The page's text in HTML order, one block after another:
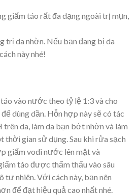
giấm táo rất đa dạng ngoài trị mụn,
trị da nhờn. Nếu bạn đang bị da
này nhé!
vào nước theo tỷ lệ 1:3 và cho
dùng dần. Hỗn hợp này sẽ có tác
trên da, làm da bạn bớt nhờn và làm
thời gian sử dụng. Sau khi rửa sạch
giấm vodi nước lên mặt và
táo được thẩm thấu vào sâu
tự nhiên. Với cách này, bạn nên
để đạt hiệu quả cao nhất nhé.